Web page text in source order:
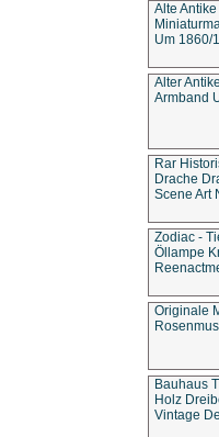
Alte
Um 1860/
Alter
Armband
Rar
Drache
Scene Art
Zodiac -
Öllampe
Originale
Bauhaus
Holz
Vintage